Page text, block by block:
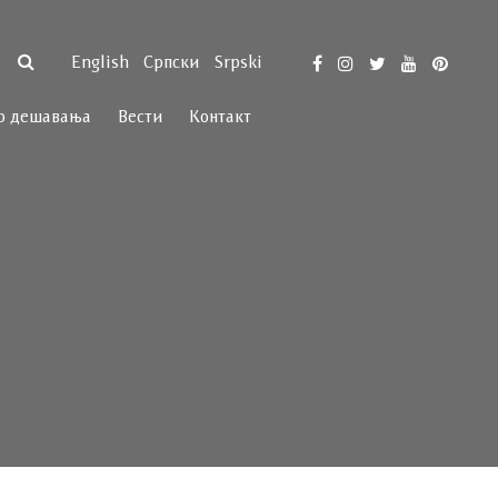
English Српски Srpski
дешавања Вести Контакт